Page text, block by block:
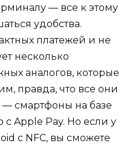
— все к этому
удобства.
платежей и не
несколько
аналогов, которые
правда, что все они
— смартфоны на базе
с Apple Pay. Но если у
с NFC, вы сможете